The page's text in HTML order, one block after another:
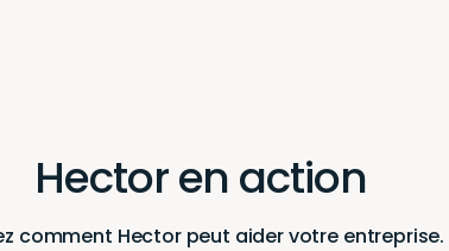
Hector en action
comment Hector peut aider votre entreprise.